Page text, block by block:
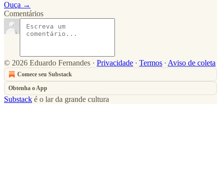
Ouça →
Comentários
© 2026 Eduardo Fernandes · Privacidade ∙ Termos ∙ Aviso de coleta
Comece seu Substack
Obtenha o App
Substack é o lar da grande cultura